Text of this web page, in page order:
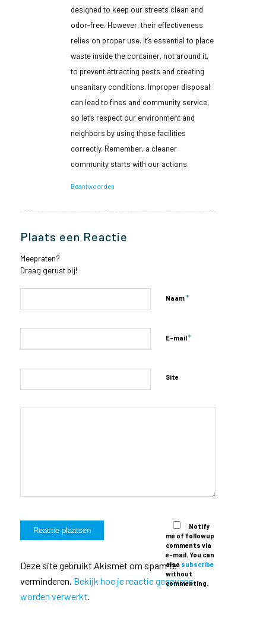
designed to keep our streets clean and
odor-free. However, their effectiveness
relies on proper use. It’s essential to place
waste inside the container, not around it,
to prevent attracting pests and creating
unsanitary conditions. Improper disposal
can lead to fines and community service,
so let’s respect our environment and
neighbors by using these facilities
correctly. Remember, a cleaner
community starts with our actions.
Beantwoorden
Plaats een Reactie
Meepraten?
Draag gerust bij!
Naam*
E-mail*
Site
Notify
me of followup
comments via
e-mail. You can
also subscribe
without
commenting.
Deze site gebruikt Akismet om spam te
verminderen. Bekijk hoe je reactie gegevens
worden verwerkt.